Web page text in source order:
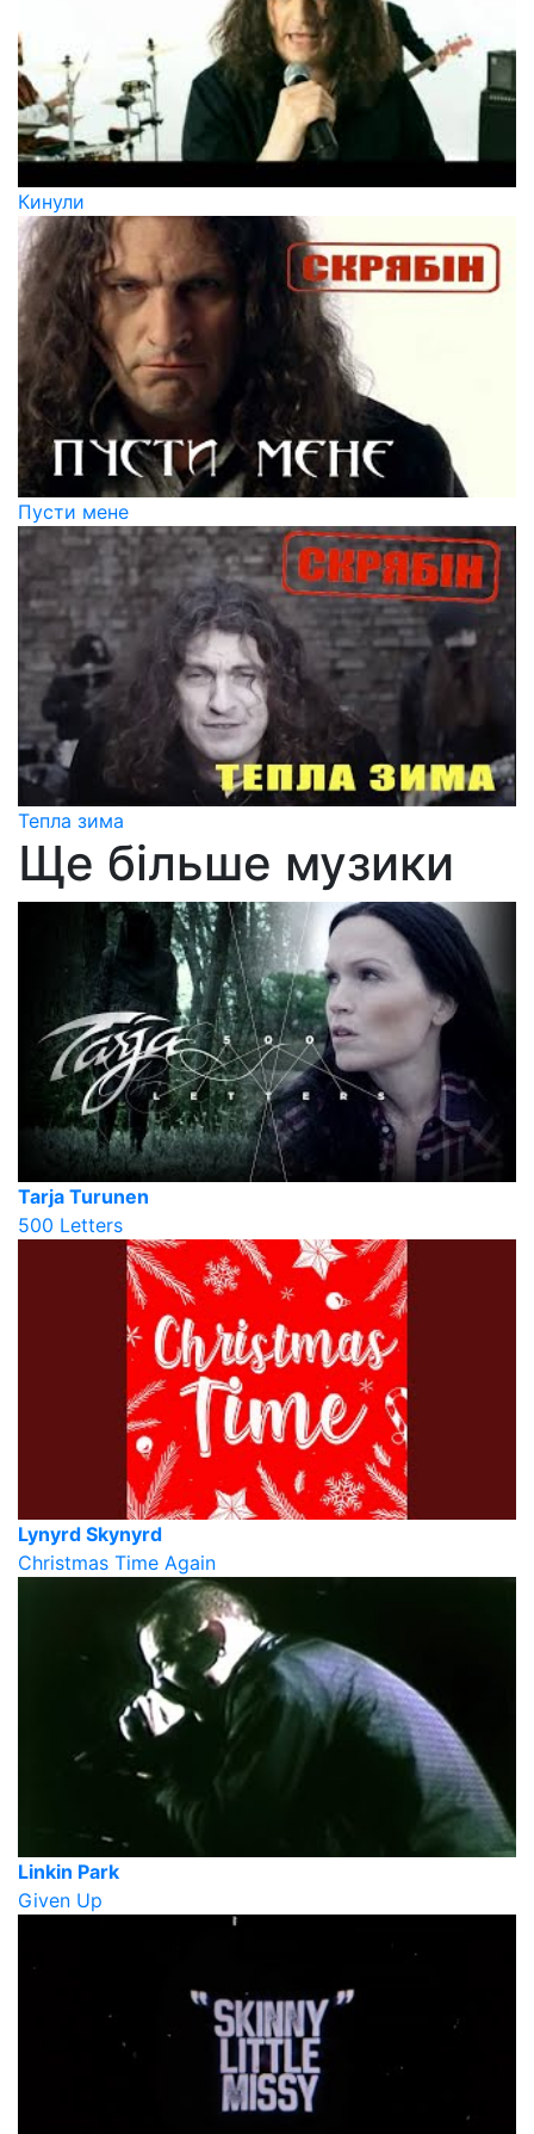
Кинули
Пусти мене
Тепла зима
Ще більше музики
Tarja Turunen
500 Letters
Lynyrd Skynyrd
Christmas Time Again
Linkin Park
Given Up